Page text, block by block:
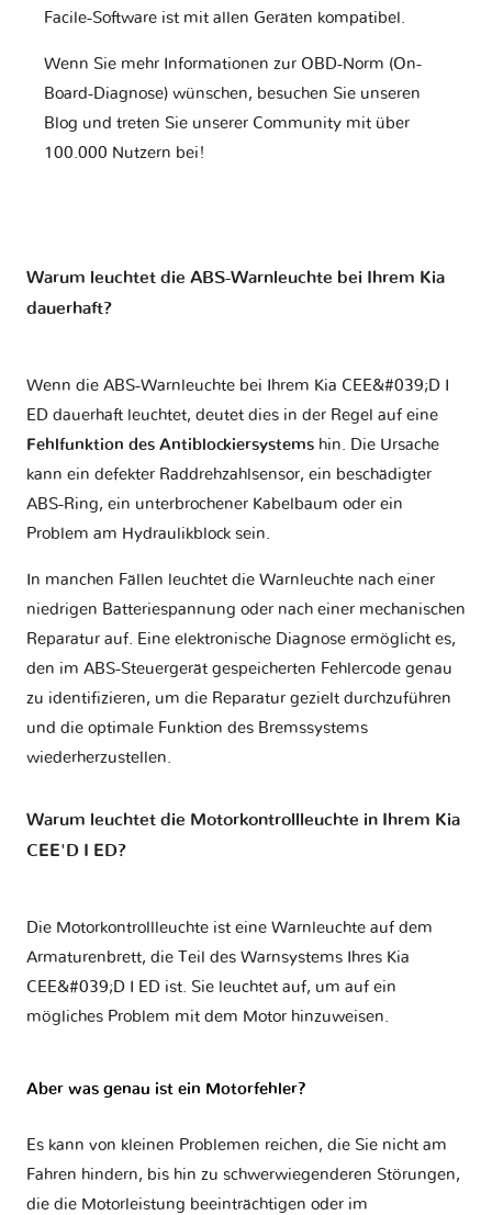
Facile-Software ist mit allen Geräten kompatibel.
Wenn Sie mehr Informationen zur OBD-Norm (On-
Board-Diagnose) wünschen, besuchen Sie unseren
Blog und treten Sie unserer Community mit über
100.000 Nutzern bei!
Warum leuchtet die ABS-Warnleuchte bei Ihrem Kia
dauerhaft?
Wenn die ABS-Warnleuchte bei Ihrem Kia CEE&#039;D I
ED dauerhaft leuchtet, deutet dies in der Regel auf eine
Fehlfunktion des Antiblockiersystems hin. Die Ursache
kann ein defekter Raddrehzahlsensor, ein beschädigter
ABS-Ring, ein unterbrochener Kabelbaum oder ein
Problem am Hydraulikblock sein.
In manchen Fällen leuchtet die Warnleuchte nach einer
niedrigen Batteriespannung oder nach einer mechanischen
Reparatur auf. Eine elektronische Diagnose ermöglicht es,
den im ABS-Steuergerät gespeicherten Fehlercode genau
zu identifizieren, um die Reparatur gezielt durchzuführen
und die optimale Funktion des Bremssystems
wiederherzustellen.
Warum leuchtet die Motorkontrollleuchte in Ihrem Kia
CEE'D I ED?
Die Motorkontrollleuchte ist eine Warnleuchte auf dem
Armaturenbrett, die Teil des Warnsystems Ihres Kia
CEE&#039;D I ED ist. Sie leuchtet auf, um auf ein
mögliches Problem mit dem Motor hinzuweisen.
Aber was genau ist ein Motorfehler?
Es kann von kleinen Problemen reichen, die Sie nicht am
Fahren hindern, bis hin zu schwerwiegenderen Störungen,
die die Motorleistung beeinträchtigen oder im